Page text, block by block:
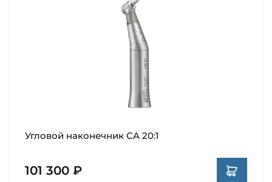
Угловой наконечник CA 20:1
101 300 ₽